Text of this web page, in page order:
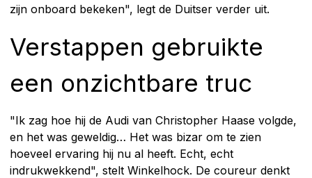
zijn onboard bekeken", legt de Duitser verder uit.
Verstappen gebruikte
een onzichtbare truc
"Ik zag hoe hij de Audi van Christopher Haase volgde,
en het was geweldig… Het was bizar om te zien
hoeveel ervaring hij nu al heeft. Echt, echt
indrukwekkend", stelt Winkelhock. De coureur denkt